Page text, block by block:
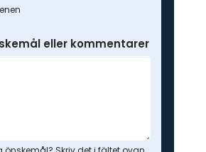
eller kommentarer